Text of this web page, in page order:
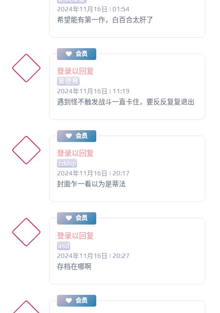
2024年11月16日 | 01:54
希望能有第一作，白百合太肝了
会员
登录以回复
奥德赛
2024年11月16日 | 11:19
遇到怪不触发战斗一直卡住，要反反复复退出
会员
登录以回复
zzklsp
2024年11月16日 | 20:17
封面乍一看以为是蒂法
会员
登录以回复
asd
2024年11月16日 | 20:27
存档在哪啊
会员